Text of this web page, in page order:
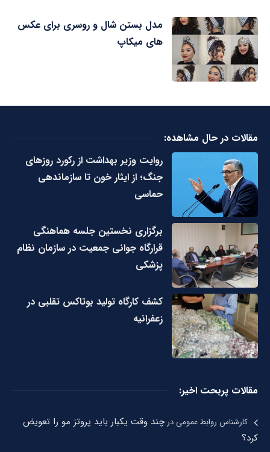
مدل بستن شال و روسری برای عکس
های میکاپ
مقالات در حال مشاهده:
روایت وزیر بهداشت از رکورد روزهای
جنگ؛ از ایثار خون تا سازماندهی
حماسی
برگزاری نخستین جلسه هماهنگی
قرارگاه جوانی جمعیت در سازمان نظام
پزشکی
کشف کارگاه تولید بوتاکس تقلبی در
زعفرانیه
مقالات پربحت اخیر:
کارشناس روابط عمومیدرچند وقت یکبار باید پروتز مو را تعویض
کرد؟